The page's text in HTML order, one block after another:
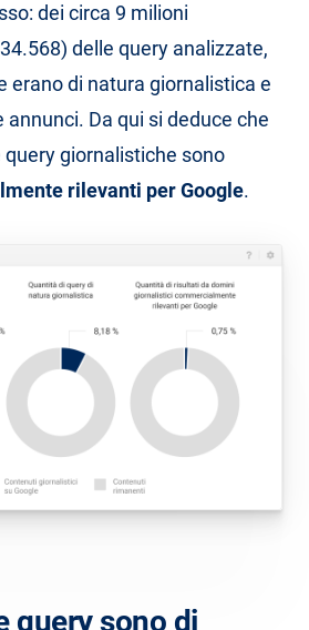
dei circa 9 milioni
delle query analizzate,
erano di natura giornalistica e
Da qui si deduce che
query giornalistiche sono
rilevanti per Google.
query sono di